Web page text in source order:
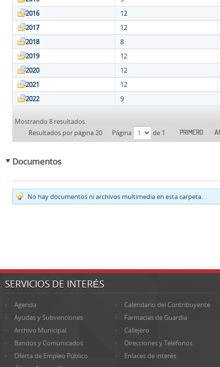
2016
12
2017
12
2018
8
2019
12
2020
12
2021
12
2022
9
Mostrando 8 resultados.
Resultados por página 20
Página de 1 PRIMERO
Documentos
No hay documentos ni archivos multimedia en esta carpeta.
SERVICIOS DE INTERÉS
Agenda
Calendario del Contribuyente
Ayudas y Subvenciones
Farmacias de Guardia
Archivo Municipal
Callejero
Bandos y Comunicados
Direcciones y Teléfonos
Oferta de Empleo Público
Enlaces de interés